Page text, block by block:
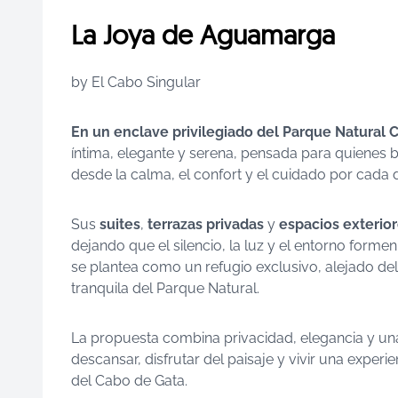
La Joya de Aguamarga
by El Cabo Singular
En un enclave privilegiado del Parque Natural
íntima, elegante y serena, pensada para
desde la calma, el confort y el cuidado por cada
Sus suites, terrazas privadas y espacios
dejando que el silencio, la luz y el entorno
se plantea como un refugio exclusivo, alejado
tranquila del Parque Natural.
La propuesta combina privacidad, elegancia y
descansar, disfrutar del paisaje y vivir una
del Cabo de Gata.